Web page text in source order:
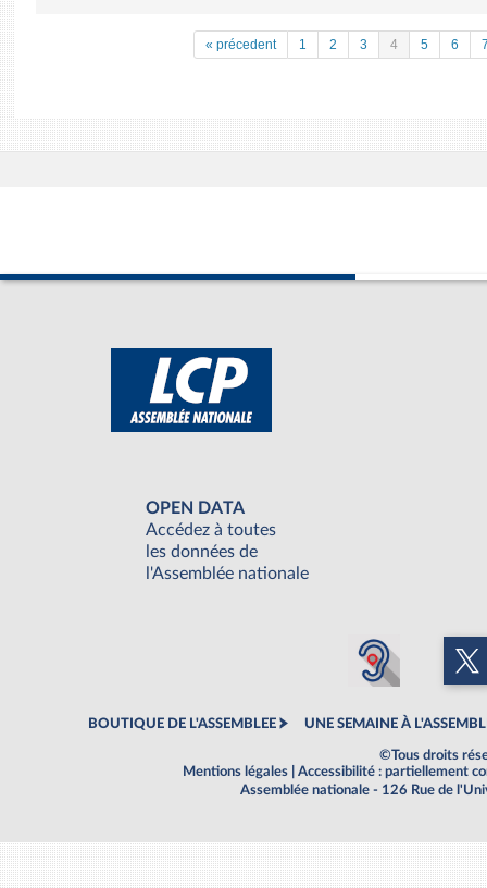
« précedent 1 2 3 4 5 6
OPEN DATA
Accédez à toutes
les données de
l'Assemblée nationale
BOUTIQUE DE L'ASSEMBLEE UNE SEMAINE À
©Tous droits
Mentions légales
Accessibilité : partiellement
Assemblée nationale - 126 Rue de